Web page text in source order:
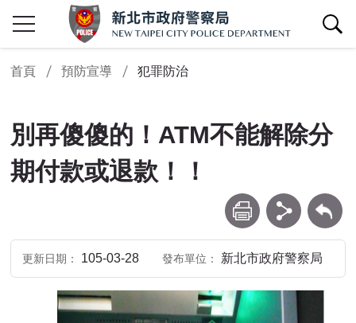
查詢區開關
首頁 預防宣導 犯罪防治
別再傻傻的！ATM不能解除分
期付款或退款！！
列印 分享 回上一頁
更新日期 105-03-28 發布單位 新北市政府警察局